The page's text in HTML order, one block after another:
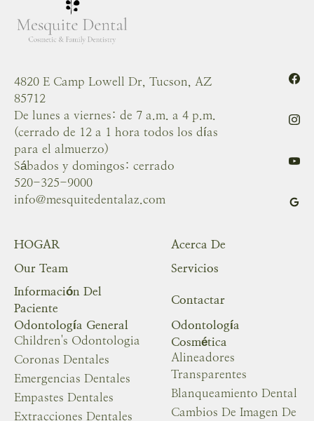
4820 E Camp Lowell Dr, Tucson, AZ
85712
De lunes a viernes: de 7 a.m. a 4 p.m.
(cerrado de 12 a 1 hora todos los días
para el almuerzo)
Sábados y domingos: cerrado
520-325-9000
info@mesquitedentalaz.com
HOGAR
Acerca De
Our Team
Servicios
Información Del
Paciente
Contactar
Odontología General
Children's Odontologia
Coronas Dentales
Emergencias Dentales
Empastes Dentales
Extracciones Dentales
Odontología
Cosmética
Alineadores
Transparentes
Blanqueamiento Dental
Cambios De Imagen De